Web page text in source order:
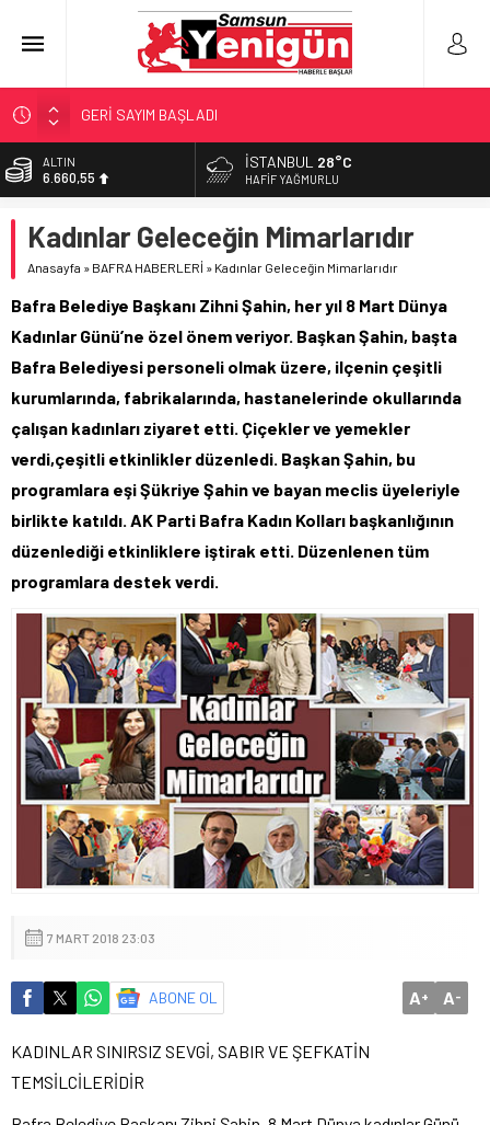
GERİ SAYIM BAŞLADI
SAMSUNSPOR’DA HEDEF 5’İNCİLİK!
‘BAFRA’YA YATIRIM YAPIN!’
YÖNETİCİ SEÇERKEN YAPILAN EN BÜYÜK HATALAR
ALTIN
6.660,55
13.779,39
DOLAR
55,1881
İSTANBUL 28°C
HAFIF YAĞMURLU
Kadınlar Geleceğin Mimarlarıdır
Anasayfa » BAFRA HABERLERİ » Kadınlar Geleceğin Mimarlarıdır
Bafra Belediye Başkanı Zihni Şahin, her yıl 8 Mart Dünya
Kadınlar Günü’ne özel önem veriyor. Başkan Şahin, başta
Bafra Belediyesi personeli olmak üzere, ilçenin çeşitli
kurumlarında, fabrikalarında, hastanelerinde okullarında
çalışan kadınları ziyaret etti. Çiçekler ve yemekler
verdi,çeşitli etkinlikler düzenledi. Başkan Şahin, bu
programlara eşi Şükriye Şahin ve bayan meclis üyeleriyle
birlikte katıldı. AK Parti Bafra Kadın Kolları başkanlığının
düzenlediği etkinliklere iştirak etti. Düzenlenen tüm
programlara destek verdi.
7 MART 2018 23:03
ABONE OL A+ A-
KADINLAR SINIRSIZ SEVGİ, SABIR VE ŞEFKATİN
TEMSİLCİLERİDİR